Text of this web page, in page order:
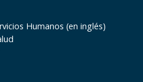
Humanos (en inglés)